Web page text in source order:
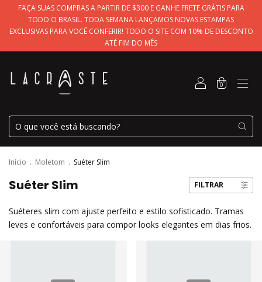
FAÇA SUAS COMPRAS A PARTIR DE $300 E GANHE FRETE GRÁTIS PARA
TODO O BRASIL. TODA SEMANA LANÇAMOS NOVAS ESTAMPAS
EXCLUSIVAS PARA VOCÊ CONFERIR! TODO O SITE COM 10% DE DESCONTO
ATÉ FIM DO MÊS
0
Início . Moletom . Suéter Slim
Suéter Slim FILTRAR
Suéteres slim com ajuste perfeito e estilo sofisticado. Tramas
leves e confortáveis para compor looks elegantes em dias frios.